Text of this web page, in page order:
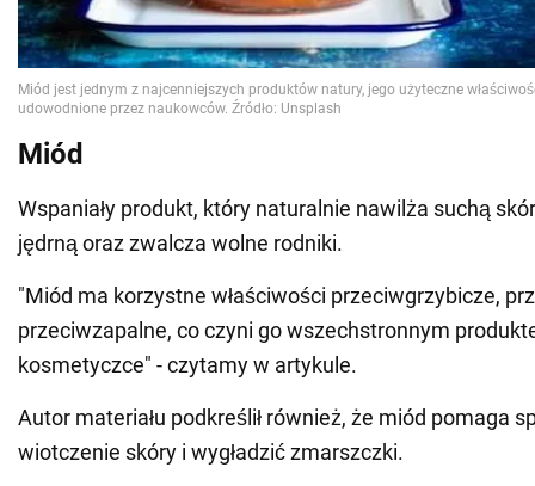
Miód
Wspaniały produkt, który naturalnie nawilża suchą
jędrną oraz zwalcza wolne rodniki.
"Miód ma korzystne właściwości przeciwgrzybicze,
przeciwzapalne, co czyni go wszechstronnym
kosmetyczce" - czytamy w artykule.
Autor materiału podkreślił również, że miód pomaga
wiotczenie skóry i wygładzić zmarszczki.